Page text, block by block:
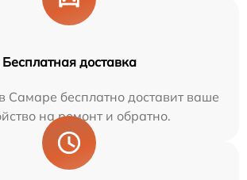
Бесплатная доставка
Самаре бесплатно доставит ваше
на ремонт и обратно.